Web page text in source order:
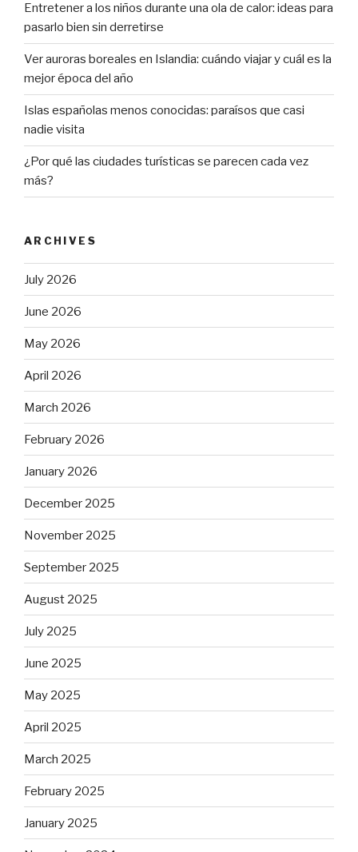
Entretener a los niños durante una ola de calor: ideas para
pasarlo bien sin derretirse
Ver auroras boreales en Islandia: cuándo viajar y cuál es la
mejor época del año
Islas españolas menos conocidas: paraísos que casi
nadie visita
¿Por qué las ciudades turísticas se parecen cada vez
más?
ARCHIVES
July 2026
June 2026
May 2026
April 2026
March 2026
February 2026
January 2026
December 2025
November 2025
September 2025
August 2025
July 2025
June 2025
May 2025
April 2025
March 2025
February 2025
January 2025